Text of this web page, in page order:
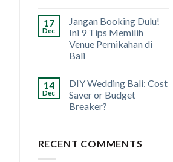
17
Dec
Jangan Booking Dulu!
Ini 9 Tips Memilih
Venue Pernikahan di
Bali
14
Dec
DIY Wedding Bali: Cost
Saver or Budget
Breaker?
RECENT COMMENTS